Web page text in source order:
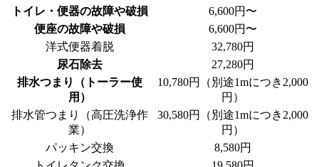
トイレ・便器の故障や破損
6,600円〜
便座の故障や破損
6,600円〜
洋式便器着脱
32,780円
尿石除去
27,280円
排水つまり（トーラー使
用）
10,780円（別途1mにつき2,000
円）
排水管つまり（高圧洗浄作
業）
30,580円（別途1mにつき2,000
円）
パッキン交換
8,580円